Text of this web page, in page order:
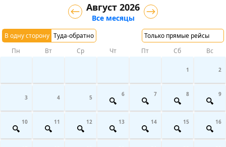
В одну сторону Туда-обратно Только прямые рейсы
Август 2026
Все месяцы
Пн Вт Ср Чт Пт Сб Вс
1 2
3 4 5 6 7 8 9
10 11 12 13 14 15 16